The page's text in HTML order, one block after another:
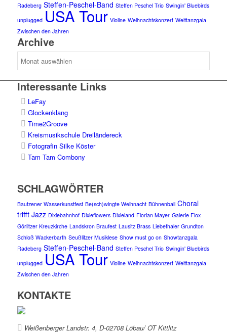
Radeberg Steffen-Peschel-Band Steffen Peschel Trio Swingin' Bluebirds
unplugged USA Tour Violine Weihnachtskonzert Welttanzgala
Zwischen den Jahren
Archive
Interessante Links
LeFay
Glockenklang
Time2Groove
Kreismusikschule Dreiländereck
Fotografin Silke Köster
Tam Tam Combony
SCHLAGWÖRTER
Bautzener Wasserkunstfest Be(sch)wingte Weihnacht Bühnenball Choral
trifft Jazz Dixiebahnhof Dixieflowers Dixieland Florian Mayer Galerie Flox
Görlitzer Kreuzkirche Landskron Braufest Lausitz Brass Liebethaler Grundton
Schloß Wackerbarth Seußlitzer Musiklese Show must go on Showtanzgala
Radeberg Steffen-Peschel-Band Steffen Peschel Trio Swingin' Bluebirds
unplugged USA Tour Violine Weihnachtskonzert Welttanzgala
Zwischen den Jahren
KONTAKTE
Weißenberger Landstr. 4, D-02708 Löbau/ OT Kittlitz